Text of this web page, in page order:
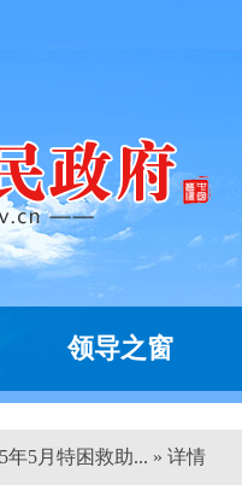
领导之窗
年5月特困救助... » 详情